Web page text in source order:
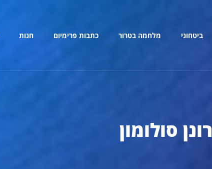
ביטחוני מלחמה בטרור כתבות פרימיום חנות
רונן סולומון